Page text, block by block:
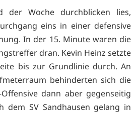
der Woche durchblicken lies,
eins in einer defensive
In der 15. Minute waren die
dran. Kevin Heinz setzte
bis zur Grundlinie durch. An
behinderten sich die
dann aber gegenseitig
dem SV Sandhausen gelang in